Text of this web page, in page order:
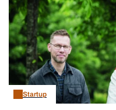
Vagy
Üzlet Pénz
Startup